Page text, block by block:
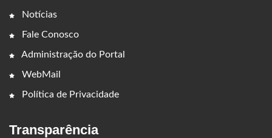
Notícias
Fale Conosco
Administração do Portal
WebMail
Política de Privacidade
Transparência